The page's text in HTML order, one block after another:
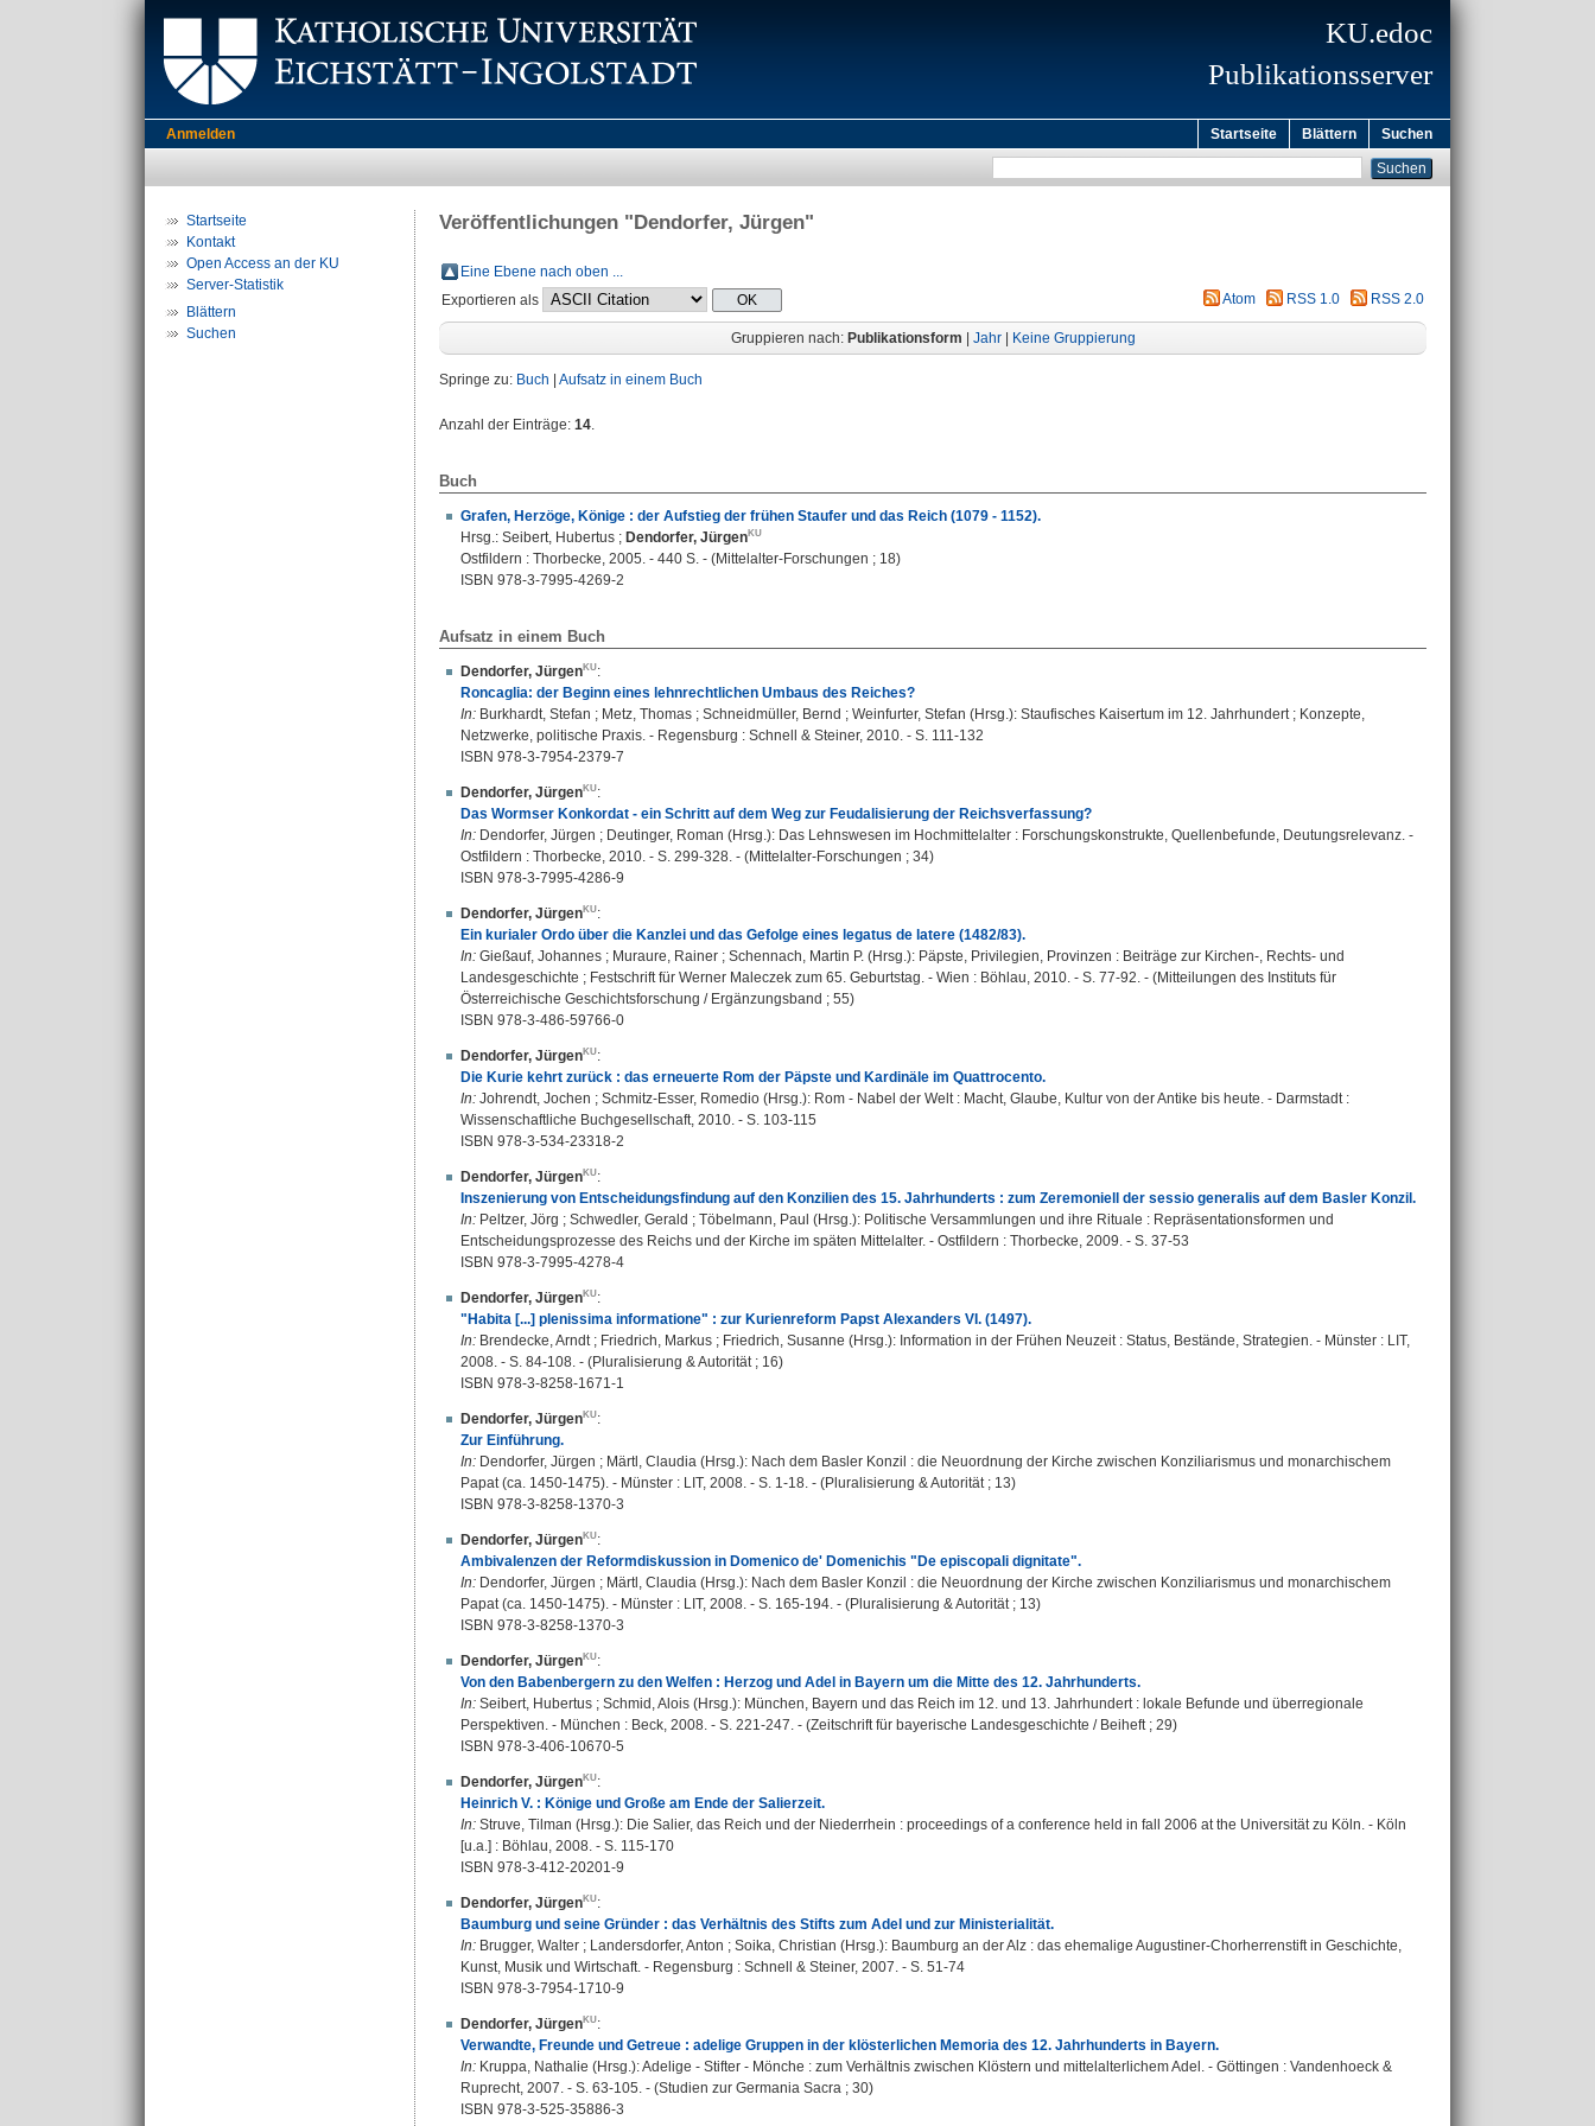
KU.edoc
Publikationsserver
Anmelden Startseite Blättern Suchen
Startseite
Kontakt
Open Access an der KU
Server-Statistik
Blättern
Suchen
Veröffentlichungen "Dendorfer, Jürgen"
Eine Ebene nach oben ...
Exportieren als
Atom RSS 1.0 RSS 2.0
Gruppieren nach: Publikationsform Jahr| Keine Gruppierung
Springe zu: Buch Aufsatz in einem Buch
Anzahl der Einträge: 14.
Buch
Grafen, Herzöge, Könige : der Aufstieg der frühen Staufer und das Reich (1079 - 1152).
Hrsg.: Seibert, Hubertus ; Dendorfer, Jürgen
Ostfildern : Thorbecke, 2005. - 440 S. - (Mittelalter-Forschungen ; 18)
ISBN 978-3-7995-4269-2
Aufsatz in einem Buch
Dendorfer, Jürgen
:
Roncaglia: der Beginn eines lehnrechtlichen Umbaus des Reiches?
In: Burkhardt, Stefan ; Metz, Thomas ; Schneidmüller, Bernd ; Weinfurter, Stefan (Hrsg.): Staufisches Kaisertum im 12. Jahrhundert ; Konzepte,
Netzwerke, politische Praxis. - Regensburg : Schnell & Steiner, 2010. - S. 111-132
ISBN 978-3-7954-2379-7
Dendorfer, Jürgen
:
Das Wormser Konkordat - ein Schritt auf dem Weg zur Feudalisierung der Reichsverfassung?
In: Dendorfer, Jürgen ; Deutinger, Roman (Hrsg.): Das Lehnswesen im Hochmittelalter : Forschungskonstrukte, Quellenbefunde, Deutungsrelevanz. -
Ostfildern : Thorbecke, 2010. - S. 299-328. - (Mittelalter-Forschungen ; 34)
ISBN 978-3-7995-4286-9
Dendorfer, Jürgen
:
Ein kurialer Ordo über die Kanzlei und das Gefolge eines legatus de latere (1482/83).
In: Gießauf, Johannes ; Muraure, Rainer ; Schennach, Martin P. (Hrsg.): Päpste, Privilegien, Provinzen : Beiträge zur Kirchen-, Rechts- und
Landesgeschichte ; Festschrift für Werner Maleczek zum 65. Geburtstag. - Wien : Böhlau, 2010. - S. 77-92. - (Mitteilungen des Instituts für
Österreichische Geschichtsforschung / Ergänzungsband ; 55)
ISBN 978-3-486-59766-0
Dendorfer, Jürgen
:
Die Kurie kehrt zurück : das erneuerte Rom der Päpste und Kardinäle im Quattrocento.
In: Johrendt, Jochen ; Schmitz-Esser, Romedio (Hrsg.): Rom - Nabel der Welt : Macht, Glaube, Kultur von der Antike bis heute. - Darmstadt :
Wissenschaftliche Buchgesellschaft, 2010. - S. 103-115
ISBN 978-3-534-23318-2
Dendorfer, Jürgen
:
Inszenierung von Entscheidungsfindung auf den Konzilien des 15. Jahrhunderts : zum Zeremoniell der sessio generalis auf dem Basler Konzil.
In: Peltzer, Jörg ; Schwedler, Gerald ; Töbelmann, Paul (Hrsg.): Politische Versammlungen und ihre Rituale : Repräsentationsformen und
Entscheidungsprozesse des Reichs und der Kirche im späten Mittelalter. - Ostfildern : Thorbecke, 2009. - S. 37-53
ISBN 978-3-7995-4278-4
Dendorfer, Jürgen
:
"Habita [...] plenissima informatione" : zur Kurienreform Papst Alexanders VI. (1497).
In: Brendecke, Arndt ; Friedrich, Markus ; Friedrich, Susanne (Hrsg.): Information in der Frühen Neuzeit : Status, Bestände, Strategien. - Münster : LIT,
2008. - S. 84-108. - (Pluralisierung & Autorität ; 16)
ISBN 978-3-8258-1671-1
Dendorfer, Jürgen
:
Zur Einführung.
In: Dendorfer, Jürgen ; Märtl, Claudia (Hrsg.): Nach dem Basler Konzil : die Neuordnung der Kirche zwischen Konziliarismus und monarchischem
Papat (ca. 1450-1475). - Münster : LIT, 2008. - S. 1-18. - (Pluralisierung & Autorität ; 13)
ISBN 978-3-8258-1370-3
Dendorfer, Jürgen
:
Ambivalenzen der Reformdiskussion in Domenico de' Domenichis "De episcopali dignitate".
In: Dendorfer, Jürgen ; Märtl, Claudia (Hrsg.): Nach dem Basler Konzil : die Neuordnung der Kirche zwischen Konziliarismus und monarchischem
Papat (ca. 1450-1475). - Münster : LIT, 2008. - S. 165-194. - (Pluralisierung & Autorität ; 13)
ISBN 978-3-8258-1370-3
Dendorfer, Jürgen
:
Von den Babenbergern zu den Welfen : Herzog und Adel in Bayern um die Mitte des 12. Jahrhunderts.
In: Seibert, Hubertus ; Schmid, Alois (Hrsg.): München, Bayern und das Reich im 12. und 13. Jahrhundert : lokale Befunde und überregionale
Perspektiven. - München : Beck, 2008. - S. 221-247. - (Zeitschrift für bayerische Landesgeschichte / Beiheft ; 29)
ISBN 978-3-406-10670-5
Dendorfer, Jürgen
:
Heinrich V. : Könige und Große am Ende der Salierzeit.
In: Struve, Tilman (Hrsg.): Die Salier, das Reich und der Niederrhein : proceedings of a conference held in fall 2006 at the Universität zu Köln. - Köln
[u.a.] : Böhlau, 2008. - S. 115-170
ISBN 978-3-412-20201-9
Dendorfer, Jürgen
:
Baumburg und seine Gründer : das Verhältnis des Stifts zum Adel und zur Ministerialität.
In: Brugger, Walter ; Landersdorfer, Anton ; Soika, Christian (Hrsg.): Baumburg an der Alz : das ehemalige Augustiner-Chorherrenstift in Geschichte,
Kunst, Musik und Wirtschaft. - Regensburg : Schnell & Steiner, 2007. - S. 51-74
ISBN 978-3-7954-1710-9
Dendorfer, Jürgen
:
Verwandte, Freunde und Getreue : adelige Gruppen in der klösterlichen Memoria des 12. Jahrhunderts in Bayern.
In: Kruppa, Nathalie (Hrsg.): Adelige - Stifter - Mönche : zum Verhältnis zwischen Klöstern und mittelalterlichem Adel. - Göttingen : Vandenhoeck &
Ruprecht, 2007. - S. 63-105. - (Studien zur Germania Sacra ; 30)
ISBN 978-3-525-35886-3